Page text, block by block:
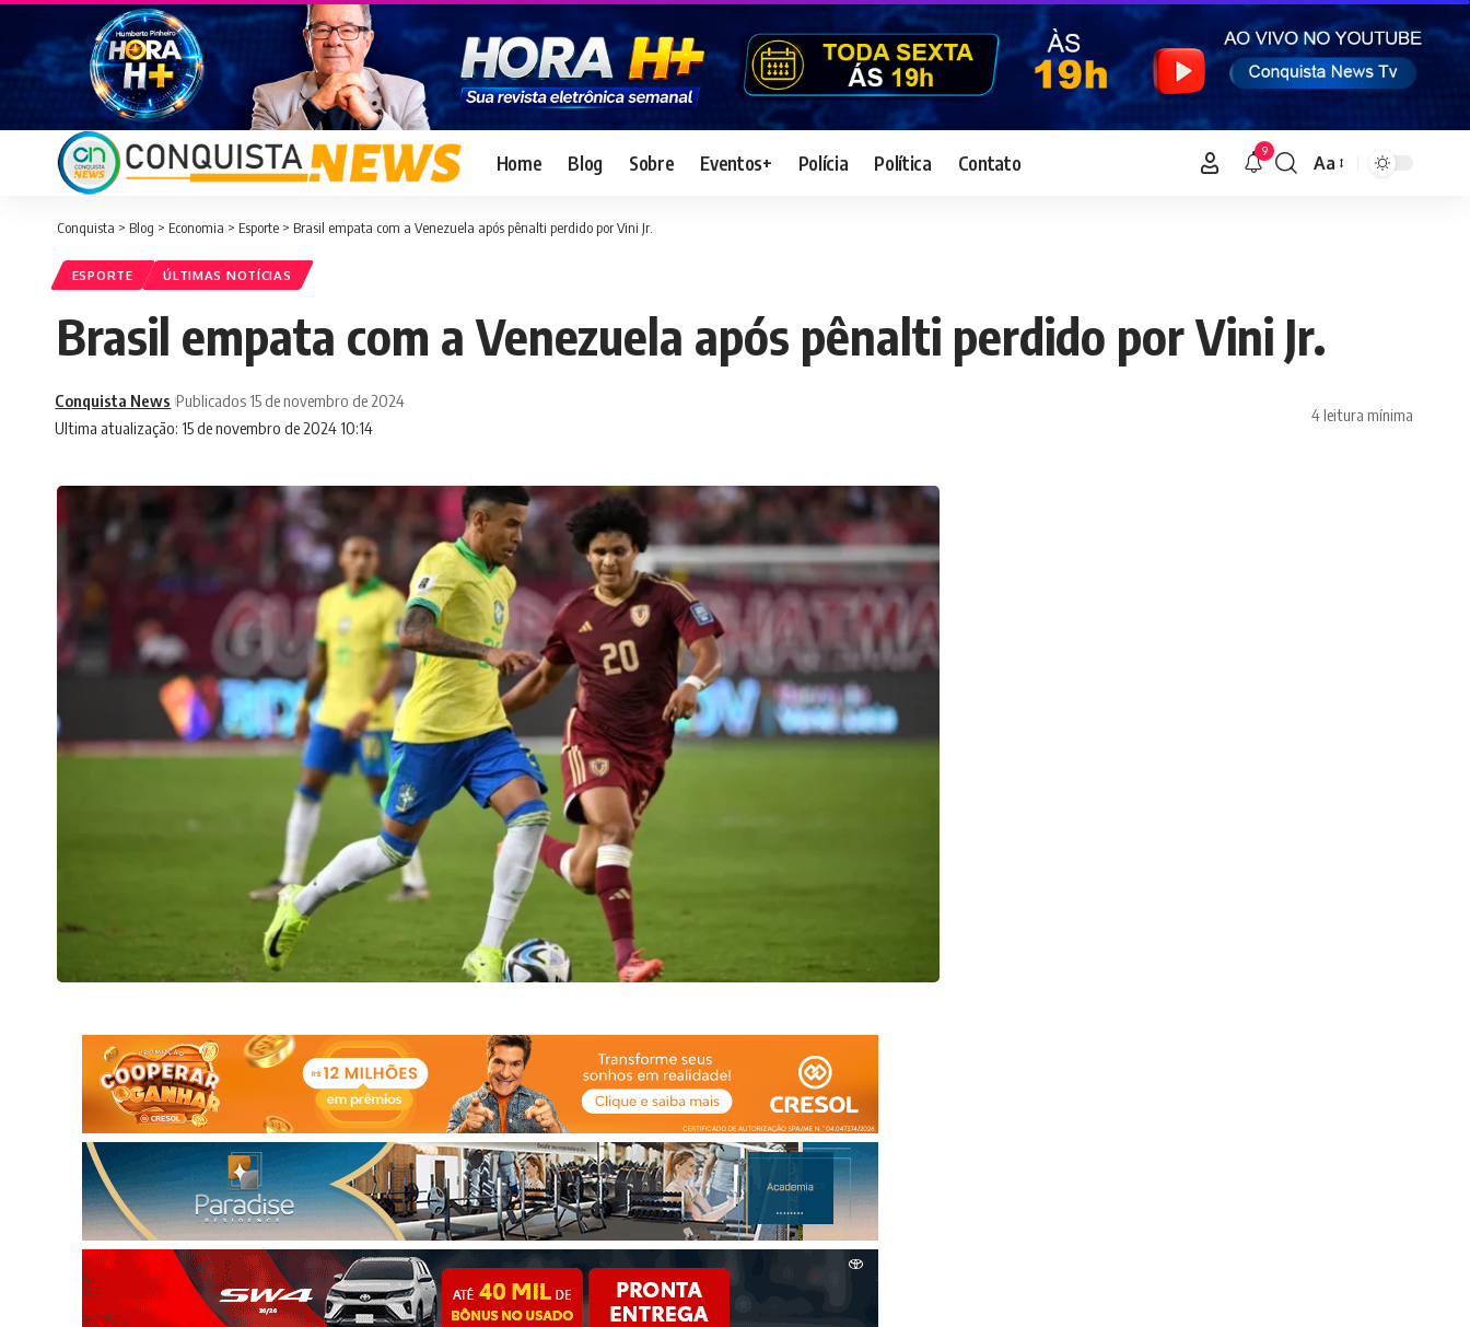
Home Blog Sobre Eventos+ Polícia Política Contato 9
Font
Aa
Conquista > Blog > Economia > Esporte > Brasil empata com a Venezuela após pênalti perdido por Vini Jr.
ESPORTE ÚLTIMAS NOTÍCIAS
Brasil empata com a Venezuela após pênalti perdido por Vini Jr.
Ultima atualização: 15 de novembro de 2024 10:14
Conquista News Publicados 15 de novembro de 2024
4 leitura mínima